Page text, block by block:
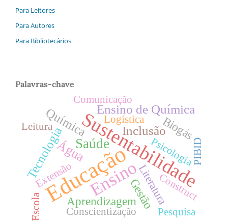
Para Leitores
Para Autores
Para Bibliotecários
Palavras-chave
Educação
Sustentabilidade
Ensino
Saúde
Água
Tecnologia Inclusão
Ensino de Química
Química Biogás
AprendizagemGestão
Literatura
Psicologia
Extensão
Conscientização
PIBID
Leitura
Escola
Logística
Comunicação
Construct
Pesquisa